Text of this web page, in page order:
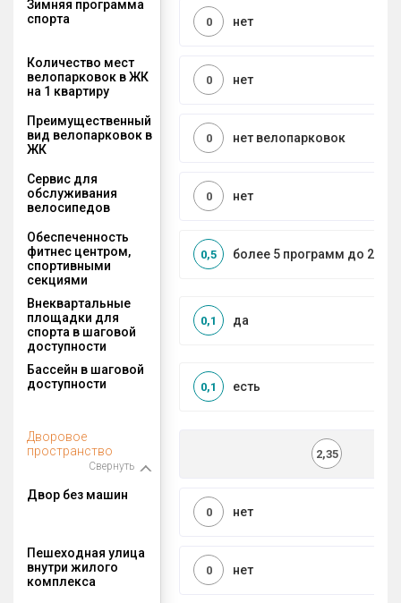
Зимняя программа
спорта
нет
0
Количество мест
велопарковок в ЖК
на 1 квартиру
нет
0
Преимущественный
вид велопарковок в
ЖК
нет велопарковок
0
Сервис для
обслуживания
велосипедов
нет
0
Обеспеченность
фитнес центром,
спортивными
секциями
более 5 программ до 2 км
0,5
Внеквартальные
площадки для
спорта в шаговой
доступности
да
0,1
Бассейн в шаговой
доступности
есть
0,1
Дворовое
пространство
Свернуть
2,35
Двор без машин
нет
0
Пешеходная улица
внутри жилого
комплекса
нет
0